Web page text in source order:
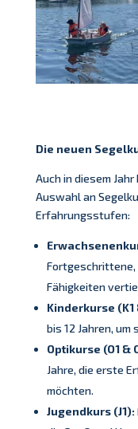
Die neuen
Auch in diesem
Auswahl an
Erfahrungsstufen:
Fortgeschrittene,
Fähigkeiten
Kinderkurse (K1
bis 12 Jahren,
Optikurse (O1 &
Jahre, die erste
möchten.
Jugendkurs (J1):